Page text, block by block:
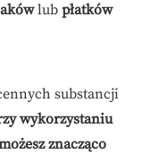
lub płatków
substancji
wykorzystaniu
znacząco